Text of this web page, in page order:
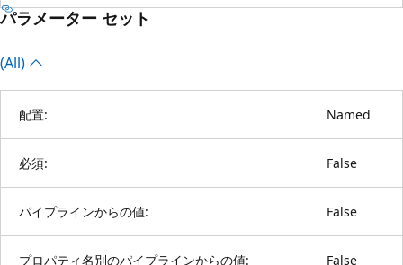
パラメーター セット
(All)
配置: Named
必須: False
パイプラインからの値: False
プロパティ名別のパイプラインからの値: False